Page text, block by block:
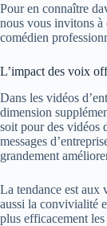
Pour en connaître
nous vous invitons à
comédien
L’impact des voix
Dans les vidéos
dimension
soit pour des vidéos
messages
grandement
La tendance est aux
aussi la convivialité
plus efficacement